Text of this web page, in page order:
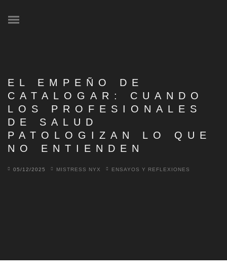
EL EMPEÑO DE
CATALOGAR: CUANDO
LOS PROFESIONALES
DE SALUD
PATOLOGIZAN LO QUE
NO ENTIENDEN
05/12/2025 MISTRESS NYX ENSAYOS Y REFLEXIONES